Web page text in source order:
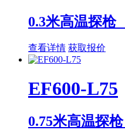
0.3米高温探枪
查看详情 获取报价
EF600-L75
0.75米高温探枪